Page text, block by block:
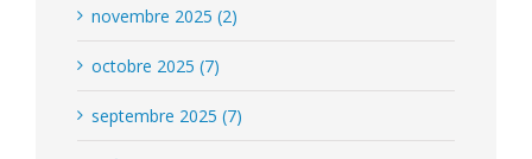
novembre 2025 (2)
octobre 2025 (7)
septembre 2025 (7)